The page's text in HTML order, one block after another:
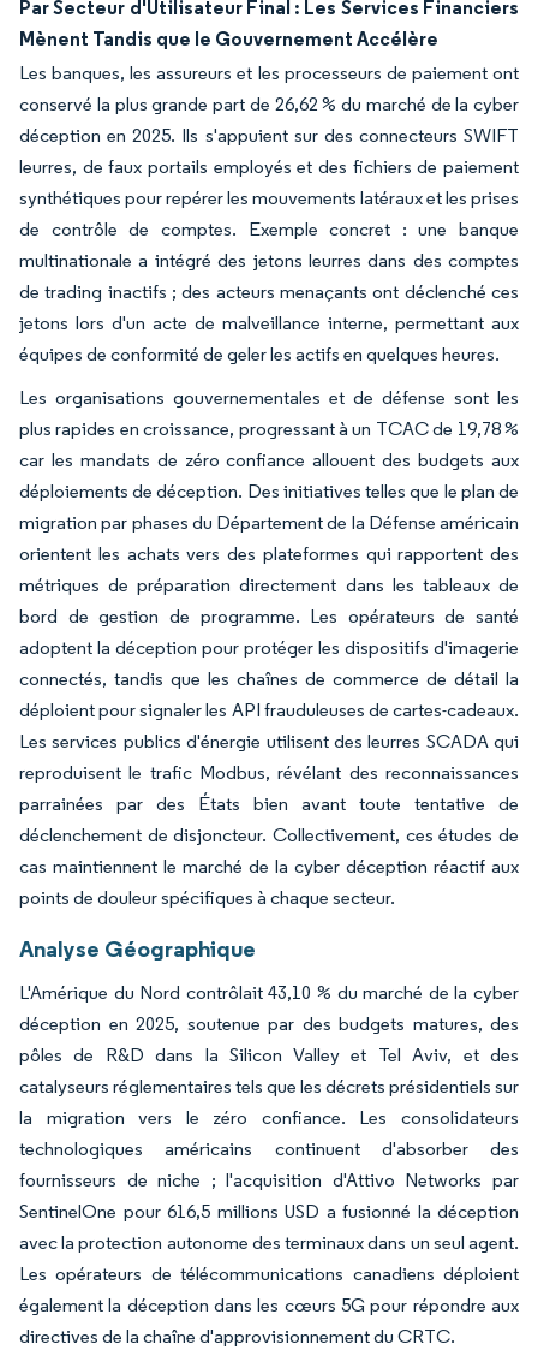
Par Secteur d'Utilisateur Final : Les Services Financiers
Mènent Tandis que le Gouvernement Accélère
Les banques, les assureurs et les processeurs de paiement ont
conservé la plus grande part de 26,62 % du marché de la cyber
déception en 2025. Ils s'appuient sur des connecteurs SWIFT
leurres, de faux portails employés et des fichiers de paiement
synthétiques pour repérer les mouvements latéraux et les prises
de contrôle de comptes. Exemple concret : une banque
multinationale a intégré des jetons leurres dans des comptes
de trading inactifs ; des acteurs menaçants ont déclenché ces
jetons lors d'un acte de malveillance interne, permettant aux
équipes de conformité de geler les actifs en quelques heures.
Les organisations gouvernementales et de défense sont les
plus rapides en croissance, progressant à un TCAC de 19,78 %
car les mandats de zéro confiance allouent des budgets aux
déploiements de déception. Des initiatives telles que le plan de
migration par phases du Département de la Défense américain
orientent les achats vers des plateformes qui rapportent des
métriques de préparation directement dans les tableaux de
bord de gestion de programme. Les opérateurs de santé
adoptent la déception pour protéger les dispositifs d'imagerie
connectés, tandis que les chaînes de commerce de détail la
déploient pour signaler les API frauduleuses de cartes-cadeaux.
Les services publics d'énergie utilisent des leurres SCADA qui
reproduisent le trafic Modbus, révélant des reconnaissances
parrainées par des États bien avant toute tentative de
déclenchement de disjoncteur. Collectivement, ces études de
cas maintiennent le marché de la cyber déception réactif aux
points de douleur spécifiques à chaque secteur.
Analyse Géographique
L'Amérique du Nord contrôlait 43,10 % du marché de la cyber
déception en 2025, soutenue par des budgets matures, des
pôles de R&D dans la Silicon Valley et Tel Aviv, et des
catalyseurs réglementaires tels que les décrets présidentiels sur
la migration vers le zéro confiance. Les consolidateurs
technologiques américains continuent d'absorber des
fournisseurs de niche ; l'acquisition d'Attivo Networks par
SentinelOne pour 616,5 millions USD a fusionné la déception
avec la protection autonome des terminaux dans un seul agent.
Les opérateurs de télécommunications canadiens déploient
également la déception dans les cœurs 5G pour répondre aux
directives de la chaîne d'approvisionnement du CRTC.